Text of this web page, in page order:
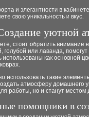
и элегантности в
свою уникальность и вкус.
уютной
стоит обратить
голубой или лаванда,
как основной
использовать такие
атмосферу домашнего
работы, но и станут местом
помощники в